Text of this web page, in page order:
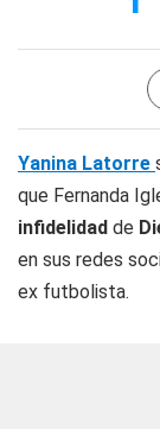
Yanina Latorre
que Fernanda
infidelidad de
en sus redes
ex futbolista.